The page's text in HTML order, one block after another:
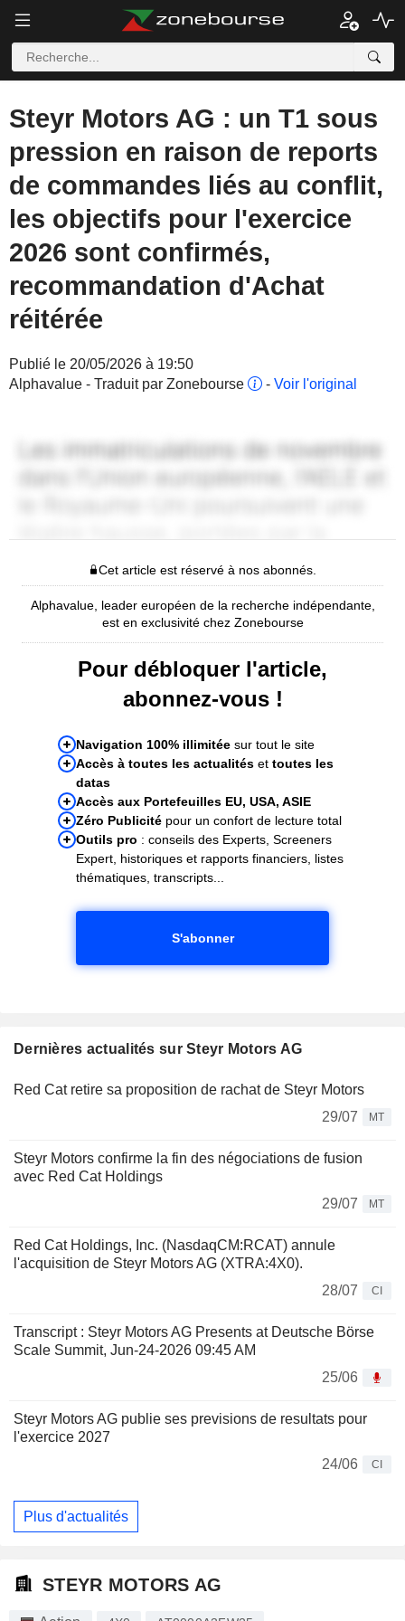
Steyr Motors AG : un T1 sous
pression en raison de reports
de commandes liés au conflit,
les objectifs pour l'exercice
2026 sont confirmés,
recommandation d'Achat
réitérée
Publié le 20/05/2026 à 19:50
Alphavalue - Traduit par Zonebourse
- Voir l'original
Cet article est réservé à nos abonnés.
Alphavalue, leader européen de la recherche indépendante,
est en exclusivité chez Zonebourse
Pour débloquer l'article,
abonnez-vous !
Navigation 100% illimitée sur tout le site
Accès à toutes les actualités et toutes les
datas
Accès aux Portefeuilles EU, USA, ASIE
Zéro Publicité pour un confort de lecture total
Outils pro : conseils des Experts, Screeners
Expert, historiques et rapports financiers, listes
thématiques, transcripts...
S'abonner
Dernières actualités sur Steyr Motors AG
Red Cat retire sa proposition de rachat de Steyr Motors
29/07
MT
Steyr Motors confirme la fin des négociations de fusion
avec Red Cat Holdings
29/07
MT
Red Cat Holdings, Inc. (NasdaqCM:RCAT) annule
l'acquisition de Steyr Motors AG (XTRA:4X0).
28/07
CI
Transcript : Steyr Motors AG Presents at Deutsche Börse
Scale Summit, Jun-24-2026 09:45 AM
25/06
Steyr Motors AG publie ses previsions de resultats pour
l'exercice 2027
24/06
CI
Plus d'actualités
STEYR MOTORS AG